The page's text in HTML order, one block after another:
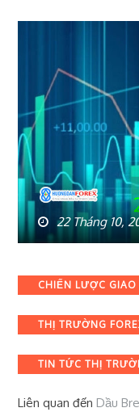
22 Tháng 10,
Categories
CHIẾN LƯỢC GIAO
THỊ TRƯỜNG
TIN TỨC THỊ
Liên quan đếnDầu